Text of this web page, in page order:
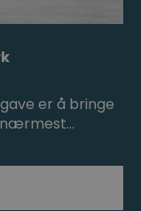
er å bringe
nærmest…